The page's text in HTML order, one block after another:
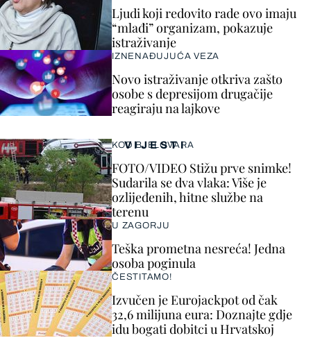
VIJESTI
KOD BJELOVARA
FOTO/VIDEO Stižu prve snimke!
Sudarila se dva vlaka: Više je
ozlijeđenih, hitne službe na
terenu
U ZAGORJU
Teška prometna nesreća! Jedna
osoba poginula
ČESTITAMO!
Izvučen je Eurojackpot od čak
32,6 milijuna eura: Doznajte gdje
idu bogati dobitci u Hrvatskoj
Ljudi koji redovito rade ovo imaju
“mlađi” organizam, pokazuje
istraživanje
IZNENAĐUJUĆA VEZA
Novo istraživanje otkriva zašto
osobe s depresijom drugačije
reagiraju na lajkove